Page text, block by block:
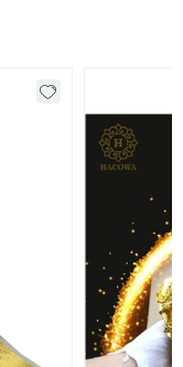
như: gỗ, nhựa,
vàng
quét keo và dùng
vào keo. Dùng
kim đồng hồ cho lá
khăn xô mềm xoa
bóng.